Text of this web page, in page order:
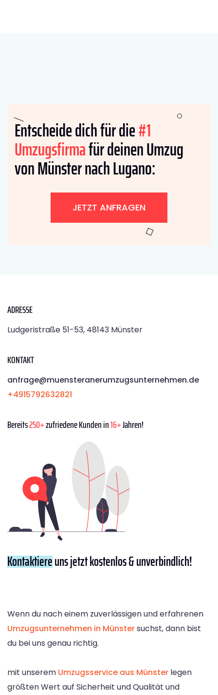
Entscheide dich für die#1
Umzugsfirmafür deinen Umzug
von Münster nach Lugano:
JETZT ANFRAGEN
ADRESSE
Ludgeristraße 51-53, 48143 Münster
KONTAKT
anfrage@muensteranerumzugsunternehmen.de
+4915792632821
Bereits250+zufriedene Kunden in16+Jahren!
Kontaktiereuns jetzt kostenlos & unverbindlich!
Wenn du nach einem zuverlässigen und erfahrenen
Umzugsunternehmen in Münstersuchst, dann bist
du bei uns genau richtig.
mit unserem Umzugsservice aus Münster legen
größten Wert auf Sicherheit und Qualität und